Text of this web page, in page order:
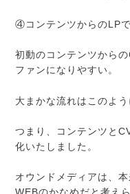
④コンテンツからのLPで
初動のコンテンツから
ファンになりやすい。
大まかな流れはこのよう
つまり、コンテンツと
化いたしました。
オウンドメディアは、